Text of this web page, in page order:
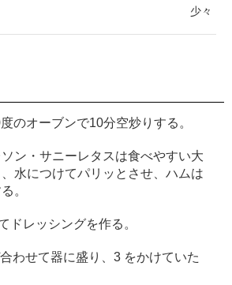
少々
のオーブンで10分空炒りする。
ン・サニーレタスは食べやすい大
水につけてパリッとさせ、ハムは
。
ドレッシングを作る。
わせて器に盛り、3 をかけていた